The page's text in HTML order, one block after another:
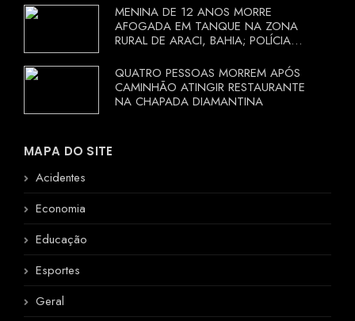
MENINA DE 12 ANOS MORRE
AFOGADA EM TANQUE NA ZONA
RURAL DE ARACI, BAHIA; POLÍCIA
QUATRO PESSOAS MORREM APÓS
CAMINHÃO ATINGIR RESTAURANTE
NA CHAPADA DIAMANTINA
MAPA DO SITE
Acidentes
Economia
Educação
Esportes
Geral